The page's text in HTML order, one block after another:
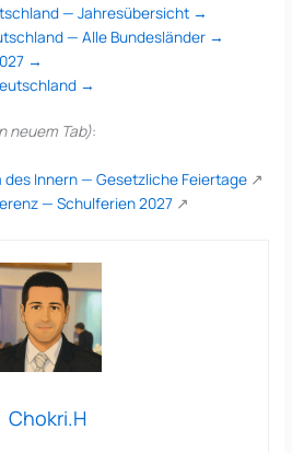
— Jahresübersicht →
— Alle Bundesländer →
→
→
neuem Tab):
des Innern — Gesetzliche Feiertage ↗
— Schulferien 2027 ↗
Chokri.H